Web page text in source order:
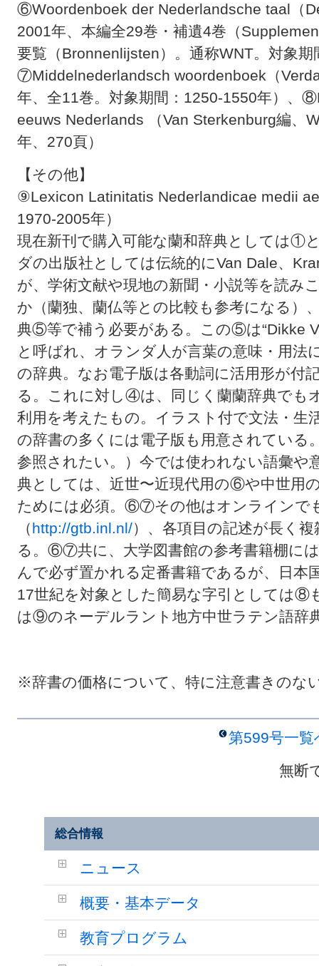
⑥Woordenboek der Nederlandsche taal（
2001年、本編全29巻・補遺4巻（
要覧（Bronnenlijsten）。通称WNT。対象
⑦Middelnederlandsch woordenboek（
年、全11巻。対象期間：1250-1550年）、
eeuws Nederlands （Van Sterkenburg編、
年、270頁）
【その他】
⑨Lexicon Latinitatis Nederlandicae medii
1970-2005年）
現在新刊で購入可能な蘭和辞典としては①
ダの出版社としては伝統的にVan Dale、
が、学術文献や現地の新聞・小説等を読
か（蘭独、蘭仏等との比較も参考になる）
典⑤等で補う必要がある。この⑤は“Dikke
と呼ばれ、オランダ人が言葉の意味・用法
の辞典。なお電子版は各動詞に活用形が付
る。これに対し④は、同じく蘭蘭辞典でも
利用を考えたもの。イラスト付で文法・生
の辞書の多くには電子版も用意されている
参照されたい。）今では使われない語彙や
典としては、近世〜近現代用の⑥や中世用
ためには必須。⑥⑦その他はオンラインで
（http://gtb.inl.nl/）、各項目の記述が長く
る。⑥⑦共に、大学図書館の参考書籍棚に
んで必ず置かれる定番書籍であるが、日本
17世紀を対象とした簡易な字引としては⑧
は⑨のネーデルラント地方中世ラテン語辞
※辞書の価格について、特に注意書きのな
第599号一覧
無断
総合情報
ニュース
概要・基本データ
教育プログラム